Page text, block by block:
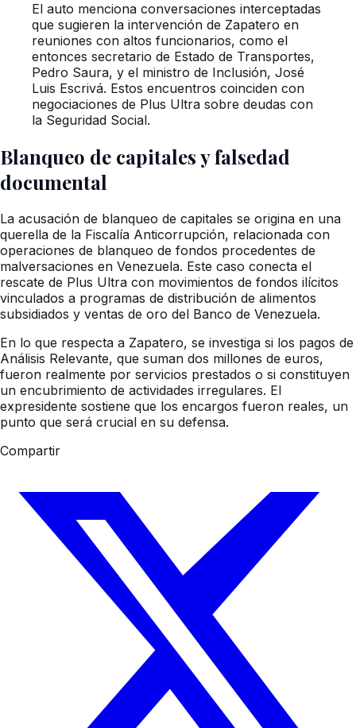
El auto menciona conversaciones interceptadas
que sugieren la intervención de Zapatero en
reuniones con altos funcionarios, como el
entonces secretario de Estado de Transportes,
Pedro Saura, y el ministro de Inclusión, José
Luis Escrivá. Estos encuentros coinciden con
negociaciones de Plus Ultra sobre deudas con
la Seguridad Social.
Blanqueo de capitales y falsedad
documental
La acusación de blanqueo de capitales se origina en una
querella de la Fiscalía Anticorrupción, relacionada con
operaciones de blanqueo de fondos procedentes de
malversaciones en Venezuela. Este caso conecta el
rescate de Plus Ultra con movimientos de fondos ilícitos
vinculados a programas de distribución de alimentos
subsidiados y ventas de oro del Banco de Venezuela.
En lo que respecta a Zapatero, se investiga si los pagos de
Análisis Relevante, que suman dos millones de euros,
fueron realmente por servicios prestados o si constituyen
un encubrimiento de actividades irregulares. El
expresidente sostiene que los encargos fueron reales, un
punto que será crucial en su defensa.
Compartir